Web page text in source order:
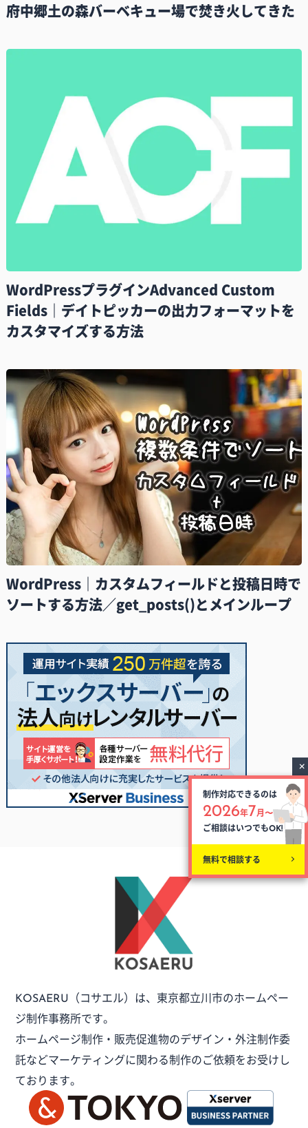
府中郷土の森バーベキュー場で焚き火してきた
WordPressプラグインAdvanced Custom
Fields｜デイトピッカーの出力フォーマットを
カスタマイズする方法
WordPress｜カスタムフィールドと投稿日時で
ソートする方法／get_posts()とメインループ
KOSAERU （コサエル）は、 東京都立川市のホームペー
ジ制作事務所です。
ホームページ制作・販売促進物のデザイン・外注制作委
託などマーケティングに関わる制作のご依頼をお受けし
ております。
制作対応できるのは
2026年7月〜
ご相談はいつでもOK!
無料で相談する